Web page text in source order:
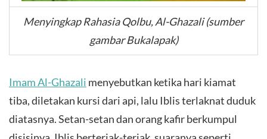
Menyingkap Rahasia Qolbu, Al-Ghazali (sumber
gambar Bukalapak)
Imam Al-Ghazali menyebutkan ketika hari kiamat
tiba, diletakan kursi dari api, lalu Iblis terlaknat duduk
diatasnya. Setan-setan dan orang kafir berkumpul